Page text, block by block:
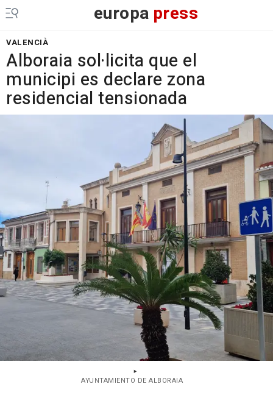
europa press
VALENCIÀ
Alboraia sol·licita que el
municipi es declare zona
residencial tensionada
AYUNTAMIENTO DE ALBORAIA